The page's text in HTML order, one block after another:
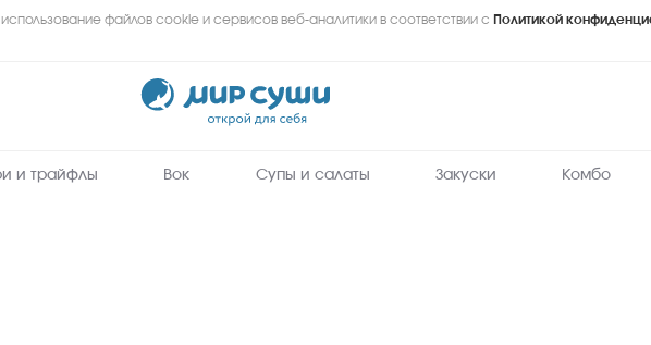
файлов cookie и сервисов веб-аналитики в соответствии с Политикой
-
заказать
вкусные
и трайфлы Вок Супы и салаты Закуски Комбо